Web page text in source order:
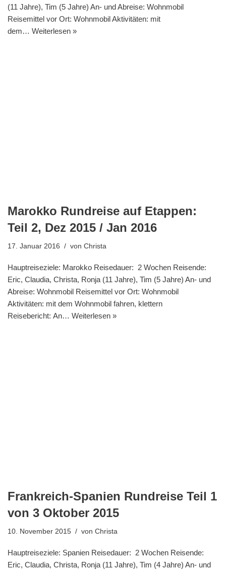
(11 Jahre), Tim (5 Jahre) An- und Abreise: Wohnmobil
Reisemittel vor Ort: Wohnmobil Aktivitäten: mit
dem… Weiterlesen »
Marokko Rundreise auf Etappen:
Teil 2, Dez 2015 / Jan 2016
17. Januar 2016 von Christa
Hauptreiseziele: Marokko Reisedauer: 2 Wochen Reisende:
Eric, Claudia, Christa, Ronja (11 Jahre), Tim (5 Jahre) An- und
Abreise: Wohnmobil Reisemittel vor Ort: Wohnmobil
Aktivitäten: mit dem Wohnmobil fahren, klettern
Reisebericht: An… Weiterlesen »
Frankreich-Spanien Rundreise Teil 1
von 3 Oktober 2015
10. November 2015 von Christa
Hauptreiseziele: Spanien Reisedauer: 2 Wochen Reisende:
Eric, Claudia, Christa, Ronja (11 Jahre), Tim (4 Jahre) An- und